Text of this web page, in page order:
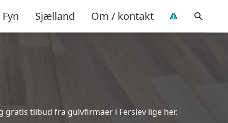
Fyn Sjælland Om / kontakt
tilbud fra gulvfirmaer i Ferslev lige her.